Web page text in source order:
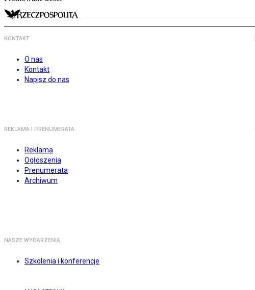
KONTAKT
O nas
Kontakt
Napisz do nas
REKLAMA I PRENUMERATA
Reklama
Ogłoszenia
Prenumerata
Archiwum
NASZE WYDARZENIA
Szkolenia i konferencje